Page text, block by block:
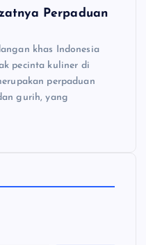
Perpaduan
khas Indonesia
pecinta kuliner di
perpaduan
gurih, yang